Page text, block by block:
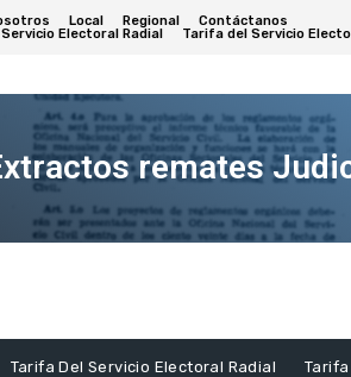
Local Regional
Contáctanos
Electoral Radial
Tarifa del Servicio
remates
Extracto
Tarifa Del Servicio Electoral Radial